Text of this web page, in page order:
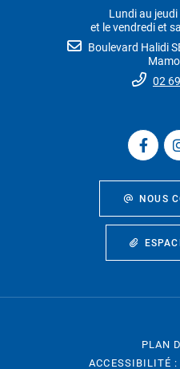
Lundi au
et le vendredi et
Boulevard Halidi
02
NOUS
PLAN
ACCESSIBILITÉ